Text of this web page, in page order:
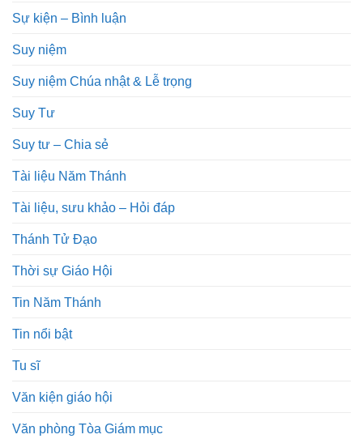
Sự kiện – Bình luận
Suy niệm
Suy niệm Chúa nhật & Lễ trọng
Suy Tư
Suy tư – Chia sẻ
Tài liệu Năm Thánh
Tài liệu, sưu khảo – Hỏi đáp
Thánh Tử Đạo
Thời sự Giáo Hội
Tin Năm Thánh
Tin nổi bật
Tu sĩ
Văn kiện giáo hội
Văn phòng Tòa Giám mục